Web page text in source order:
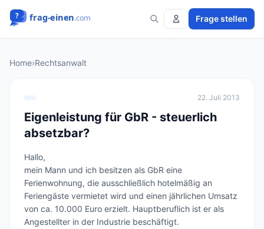
Frage stellen
Home›Rechtsanwalt
22. Juli 2013
Eigenleistung für GbR - steuerlich
absetzbar?
Hallo,
mein Mann und ich besitzen als GbR eine
Ferienwohnung, die ausschließlich hotelmäßig an
Feriengäste vermietet wird und einen jährlichen Umsatz
von ca. 10.000 Euro erzielt. Hauptberuflich ist er als
Angestellter in der Industrie beschäftigt.